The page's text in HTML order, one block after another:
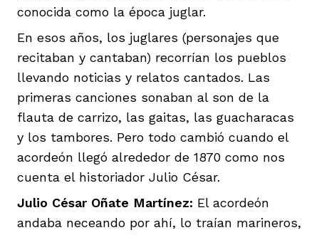
conocida como la época juglar.
En esos años, los juglares (personajes que
recitaban y cantaban) recorrían los pueblos
llevando noticias y relatos cantados. Las
primeras canciones sonaban al son de la
flauta de carrizo, las gaitas, las guacharacas
y los tambores. Pero todo cambió cuando el
acordeón llegó alrededor de 1870 como nos
cuenta el historiador Julio César.
Julio César Oñate Martínez: El acordeón
andaba neceando por ahí, lo traían marineros,